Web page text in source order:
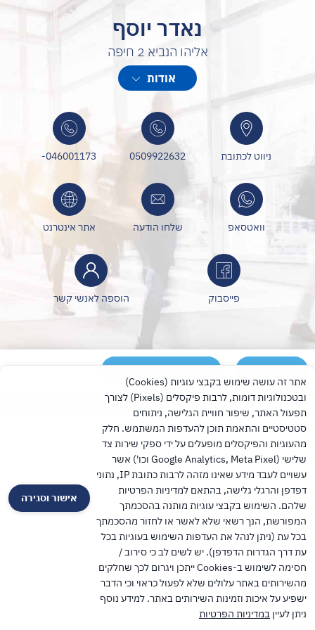
נאדר יוסף
אליהו הנביא 2 חיפה
עוסק בביטוח לאומי, תאונות עבודה, מחלות מקצוע, תאונות דרכים
ונזיקין ייעוץ מקצועי ומליווי אישי
خبير في قضايا التأمين الوطني، حوادث العمل، الأمراض المهنية، حوادث
الطرق والتعويضات المدنية
استشارة مهنية ومتابعة شخصية
אודות
ניווט לכתובת 0509922632
046001173-
וואטסאפ שלחו הודעה אתר אינטרנט
פייסבוק הוספה לאנשי קשר
שיתוף לאתר מחוז חיפה
אישור וסגירה
אתר זה עושה שימוש בקבצי עוגיות (Cookies)
ובטכנולוגיות דומות, לרבות פיקסלים (Pixels) לצורך
תפעול האתר, שיפור חוויית הגלישה, ניתוחים
סטטיסטיים והתאמת תוכן להעדפות המשתמש. חלק
מהעוגיות והפיקסלים מופעלים על ידי ספקי שירות צד
שלישי (Google Analytics, Meta Pixel וכו') אשר
עשויים לעבד מידע שאינו מזהה לרבות כתובת IP, נתוני
דפדפן והרגלי גלישה, בהתאם למדיניות הפרטיות
שלהם. השימוש בקבצי עוגיות מותנה בהסכמתך
המפורשת, הנך רשאי שלא לאשר או לחזור מהסכמתך
בכל עת (ניתן לנהל את העדפות השימוש בעוגיות בכל
עת דרך הגדרות הדפדפן). יש לשים לב כי סירוב /
חסימה לשימוש ב-Cookies ייתכן ויגרום לכך שחלקים
מהשירותים באתר עלולים שלא לפעול כראוי וכי הדבר
ישפיע על איכות וזמינות השירותים באתר. למידע נוסף
ניתן לעיין במדיניות הפרטיות
TalPress עיצוב ופיתוח אתרים בוורדפרס